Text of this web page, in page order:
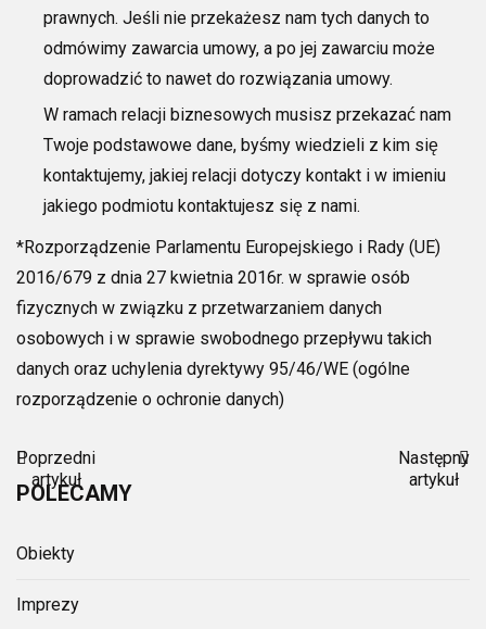
prawnych. Jeśli nie przekażesz nam tych danych to
odmówimy zawarcia umowy, a po jej zawarciu może
doprowadzić to nawet do rozwiązania umowy.
W ramach relacji biznesowych musisz przekazać nam
Twoje podstawowe dane, byśmy wiedzieli z kim się
kontaktujemy, jakiej relacji dotyczy kontakt i w imieniu
jakiego podmiotu kontaktujesz się z nami.
*Rozporządzenie Parlamentu Europejskiego i Rady (UE)
2016/679 z dnia 27 kwietnia 2016r. w sprawie osób
fizycznych w związku z przetwarzaniem danych
osobowych i w sprawie swobodnego przepływu takich
danych oraz uchylenia dyrektywy 95/46/WE (ogólne
rozporządzenie o ochronie danych)
Poprzedni
artykuł
Następny
artykuł
POLECAMY
Obiekty
Imprezy